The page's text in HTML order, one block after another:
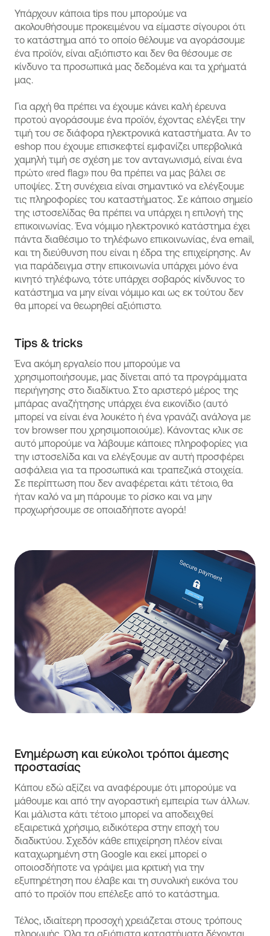
Υπάρχουν κάποια tips που μπορούμε να
ακολουθήσουμε προκειμένου να είμαστε σίγουροι ότι
το κατάστημα από το οποίο θέλουμε να αγοράσουμε
ένα προϊόν, είναι αξιόπιστο και δεν θα θέσουμε σε
κίνδυνο τα προσωπικά μας δεδομένα και τα χρήματά
μας.
Για αρχή θα πρέπει να έχουμε κάνει καλή έρευνα
προτού αγοράσουμε ένα προϊόν, έχοντας ελέγξει την
τιμή του σε διάφορα ηλεκτρονικά καταστήματα. Αν το
eshop που έχουμε επισκεφτεί εμφανίζει υπερβολικά
χαμηλή τιμή σε σχέση με τον ανταγωνισμό, είναι ένα
πρώτο «red flag» που θα πρέπει να μας βάλει σε
υποψίες. Στη συνέχεια είναι σημαντικό να ελέγξουμε
τις πληροφορίες του καταστήματος. Σε κάποιο σημείο
της ιστοσελίδας θα πρέπει να υπάρχει η επιλογή της
επικοινωνίας. Ένα νόμιμο ηλεκτρονικό κατάστημα έχει
πάντα διαθέσιμο το τηλέφωνο επικοινωνίας, ένα email,
και τη διεύθυνση που είναι η έδρα της επιχείρησης. Αν
για παράδειγμα στην επικοινωνία υπάρχει μόνο ένα
κινητό τηλέφωνο, τότε υπάρχει σοβαρός κίνδυνος το
κατάστημα να μην είναι νόμιμο και ως εκ τούτου δεν
θα μπορεί να θεωρηθεί αξιόπιστο.
Tips & tricks
Ένα ακόμη εργαλείο που μπορούμε να
χρησιμοποιήσουμε, μας δίνεται από τα προγράμματα
περιήγησης στο διαδίκτυο. Στο αριστερό μέρος της
μπάρας αναζήτησης υπάρχει ένα εικονίδιο (αυτό
μπορεί να είναι ένα λουκέτο ή ένα γρανάζι ανάλογα με
τoν browser που χρησιμοποιούμε). Κάνοντας κλικ σε
αυτό μπορούμε να λάβουμε κάποιες πληροφορίες για
την ιστοσελίδα και να ελέγξουμε αν αυτή προσφέρει
ασφάλεια για τα προσωπικά και τραπεζικά στοιχεία.
Σε περίπτωση που δεν αναφέρεται κάτι τέτοιο, θα
ήταν καλό να μη πάρουμε το ρίσκο και να μην
προχωρήσουμε σε οποιαδήποτε αγορά!
Ενημέρωση και εύκολοι τρόποι άμεσης
προστασίας
Κάπου εδώ αξίζει να αναφέρουμε ότι μπορούμε να
μάθουμε και από την αγοραστική εμπειρία των άλλων.
Και μάλιστα κάτι τέτοιο μπορεί να αποδειχθεί
εξαιρετικά χρήσιμο, ειδικότερα στην εποχή του
διαδικτύου. Σχεδόν κάθε επιχείρηση πλέον είναι
καταχωρημένη στη Google και εκεί μπορεί ο
οποιοσδήποτε να γράψει μια κριτική για την
εξυπηρέτηση που έλαβε και τη συνολική εικόνα του
από το προϊόν που επέλεξε από το κατάστημα.
Τέλος, ιδιαίτερη προσοχή χρειάζεται στους τρόπους
πληρωμής. Όλα τα αξιόπιστα καταστήματα δέχονται